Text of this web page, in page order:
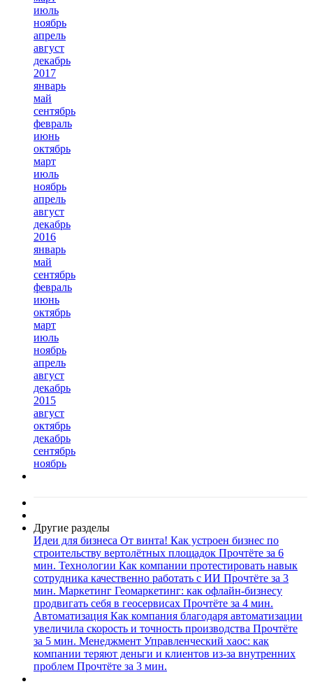
июль
ноябрь
апрель
август
декабрь
2017
январь
май
сентябрь
февраль
июнь
октябрь
март
июль
ноябрь
апрель
август
декабрь
2016
январь
май
сентябрь
февраль
июнь
октябрь
март
июль
ноябрь
апрель
август
декабрь
2015
август
октябрь
декабрь
сентябрь
ноябрь
Другие разделы
Идеи для бизнеса От винта! Как устроен бизнес по
строительству вертолётных площадок Прочтёте за 6
мин. Технологии Как компании протестировать навык
сотрудника качественно работать с ИИ Прочтёте за 3
мин. Маркетинг Геомаркетинг: как офлайн-бизнесу
продвигать себя в геосервисах Прочтёте за 4 мин.
Автоматизация Как компания благодаря автоматизации
увеличила скорость и точность производства Прочтёте
за 5 мин. Менеджмент Управленческий хаос: как
компании теряют деньги и клиентов из-за внутренних
проблем Прочтёте за 3 мин.